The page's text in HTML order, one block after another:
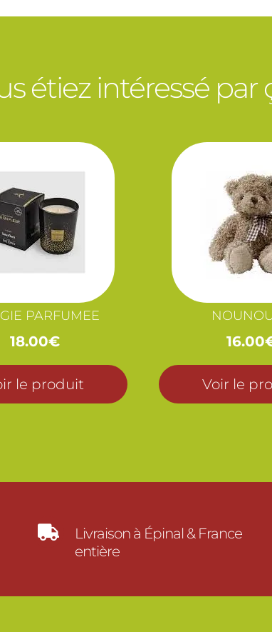
étiez intéressé par
PARFUMEE
18.00€
le produit
16.00
Voir le

Livraison à Épinal & France
entière